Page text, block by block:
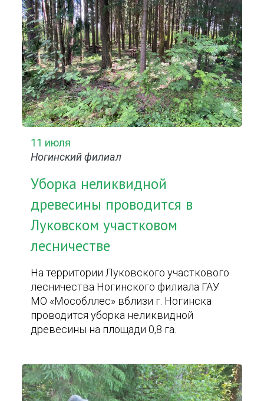
11 июля
Ногинский филиал
Уборка неликвидной
древесины проводится в
Луковском участковом
лесничестве
На территории Луковского участкового
лесничества Ногинского филиала ГАУ
МО «Мособллес» вблизи г. Ногинска
проводится уборка неликвидной
древесины на площади 0,8 га.